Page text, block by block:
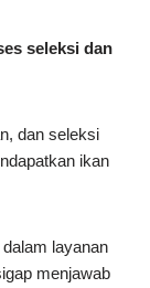
seleksi dan
dan seleksi
ikan
layanan
menjawab